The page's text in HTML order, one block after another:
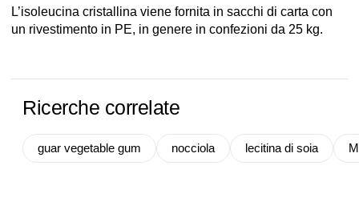
L’isoleucina cristallina viene fornita in sacchi di carta con
un rivestimento in PE, in genere in confezioni da 25 kg.
Ricerche correlate
guar vegetable gum nocciola lecitina di soia